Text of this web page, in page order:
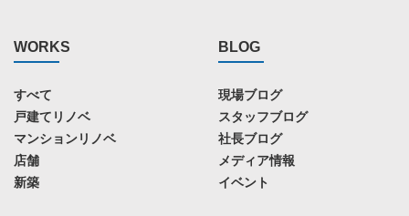
WORKS
すべて
戸建てリノベ
マンションリノベ
店舗
新築
BLOG
現場ブログ
スタッフブログ
社長ブログ
メディア情報
イベント